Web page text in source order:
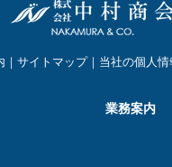
｜ サイトマップ｜ 当社の個人
業務案内